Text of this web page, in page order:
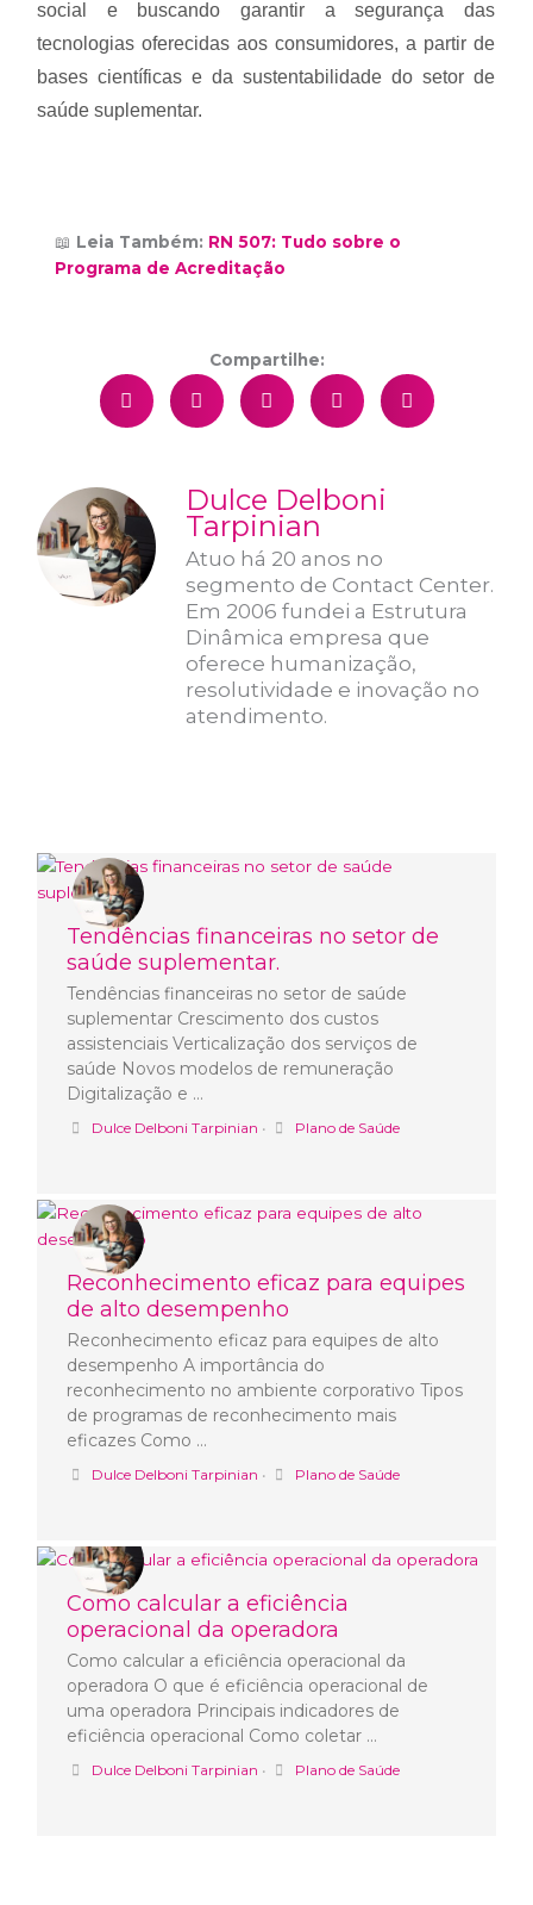
social e buscando garantir a segurança das
tecnologias oferecidas aos consumidores, a partir de
bases científicas e da sustentabilidade do setor de
saúde suplementar.
📖 Leia Também: RN 507: Tudo sobre o
Programa de Acreditação
Compartilhe:
Dulce Delboni
Tarpinian
Atuo há 20 anos no
segmento de Contact Center.
Em 2006 fundei a Estrutura
Dinâmica empresa que
oferece humanização,
resolutividade e inovação no
atendimento.
Tendências financeiras no setor de
saúde suplementar.
Tendências financeiras no setor de saúde
suplementar Crescimento dos custos
assistenciais Verticalização dos serviços de
saúde Novos modelos de remuneração
Digitalização e …
Dulce Delboni Tarpinian • Plano de Saúde
Reconhecimento eficaz para equipes
de alto desempenho
Reconhecimento eficaz para equipes de alto
desempenho A importância do
reconhecimento no ambiente corporativo Tipos
de programas de reconhecimento mais
eficazes Como …
Dulce Delboni Tarpinian • Plano de Saúde
Como calcular a eficiência
operacional da operadora
Como calcular a eficiência operacional da
operadora O que é eficiência operacional de
uma operadora Principais indicadores de
eficiência operacional Como coletar …
Dulce Delboni Tarpinian • Plano de Saúde